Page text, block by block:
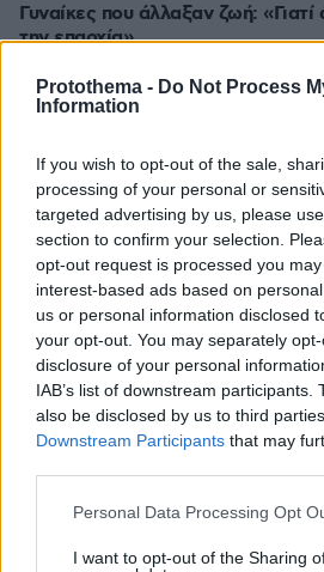
Protothema - Do Not Process
Information
If you wish to opt-out of the sale,
processing of your personal or
targeted advertising by us, please
section to confirm your selection.
opt-out request is processed you
interest-based ads based on
us or personal information disclosed
your opt-out. You may separately
disclosure of your personal
IAB’s list of downstream participants.
also be disclosed by us to third
Downstream Participants that may
Please note that this website/app
not limited to your visit or usage
Personal Data Processing Opt
I want to opt-out of the Sharing
Γυναίκες που άλλαξαν ζωή:
την επαρχία»
Δύο σχολεία της Λέρου
πριν 13 λεπτά
Λένα Παπαληγούρα για τον
φανταστεί με έναν άνθρωπο τόσα
πολύ καλύτερος απ’ ό,τι περίμενα
πριν 25 λεπτά
Τι θα συμβεί αν πίνουμε ένα
μέρα – Απαντά η Λίνσει που το
εβδομάδες
πριν 26 λεπτά
Δεκαπέντε ταινίες που δεν
να βλέπουμε ξανά και ξανά
πριν 27 λεπτά
σκύλο σας
πριν 27 λεπτά